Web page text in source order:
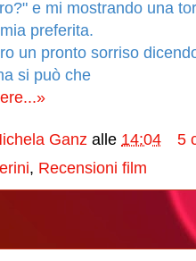
e mi mostrando una
preferita.
un pronto sorriso
si può che
Ganz alle 14:04
5
, Recensioni film